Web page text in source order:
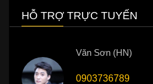
HỖ TRỢ TRỰC TUYẾN
Văn Sơn (HN)
0903736789